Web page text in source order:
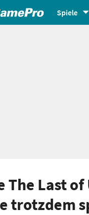
Spiele
The Last
trotzdem